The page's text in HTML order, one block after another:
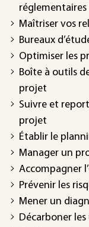
réglementaires
Maîtriser vos
Bureaux
Optimiser les
Boîte à outils
projet
Suivre et
projet
Établir le
Manager un
Accompagner
Prévenir les
Mener un
Décarboner